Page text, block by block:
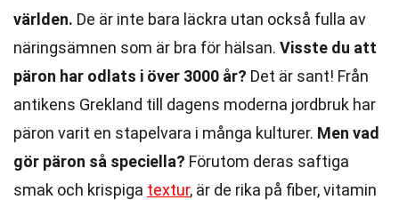
världen. De är inte bara läckra utan också fulla av
näringsämnen som är bra för hälsan. Visste du att
päron har odlats i över 3000 år? Det är sant! Från
antikens Grekland till dagens moderna jordbruk har
päron varit en stapelvara i många kulturer. Men vad
gör päron så speciella? Förutom deras saftiga
smak och krispiga textur, är de rika på fiber, vitamin